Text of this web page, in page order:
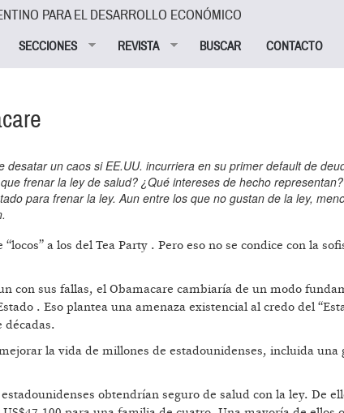
PARA EL DESARROLLO ECONÓMICO
SECCIONES REVISTA BUSCAR CONTACTO
un caos si EE.UU. incurriera en su primer default de
frenar la ley de salud? ¿Qué intereses de hecho
para frenar la ley. Aun entre los que no gustan de la ley,
a los del Tea Party . Pero eso no se condice con la
con sus fallas, el Obamacare cambiaría de un modo
. Eso plantea una amenaza existencial al credo del
décadas.
la vida de millones de estadounidenses, incluida una
obtendrían seguro de salud con la ley. De